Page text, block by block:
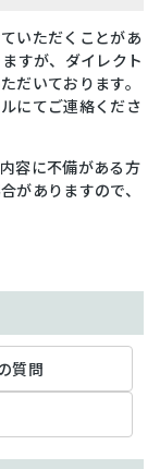
いただくことがあ
すが、ダイレクト
だいております。
にてご連絡くださ
容に不備がある方
がありますので、
質問